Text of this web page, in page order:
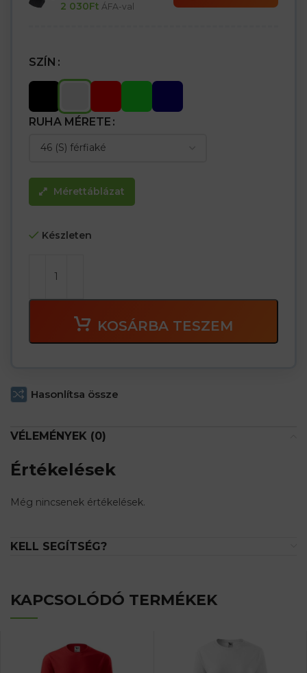
2 030Ft ÁFA-val
SZÍN
RUHA MÉRETE
Mérettáblázat
Készleten
KOSÁRBA TESZEM
Hasonlítsa össze
VÉLEMÉNYEK (0)
Értékelések
Még nincsenek értékelések.
KELL SEGÍTSÉG?
KAPCSOLÓDÓ TERMÉKEK